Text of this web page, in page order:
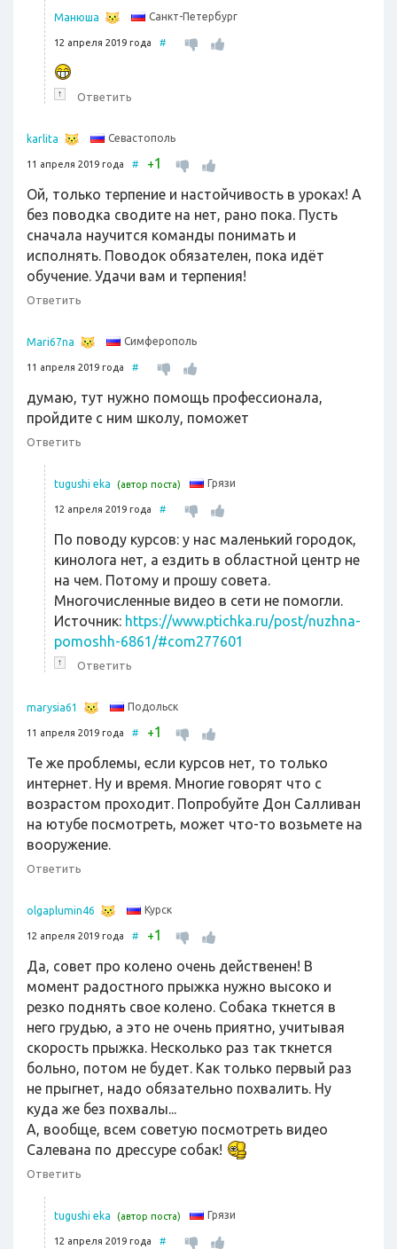
Манюша Санкт-Петербург
12 апреля 2019 года #
↑ Ответить
karlita Севастополь
11 апреля 2019 года # +1
Ой, только терпение и настойчивость в уроках! А
без поводка сводите на нет, рано пока. Пусть
сначала научится команды понимать и
исполнять. Поводок обязателен, пока идёт
обучение. Удачи вам и терпения!
Ответить
Mari67na Симферополь
11 апреля 2019 года #
думаю, тут нужно помощь профессионала,
пройдите с ним школу, поможет
Ответить
tugushi eka (автор поста) Грязи
12 апреля 2019 года #
По поводу курсов: у нас маленький городок,
кинолога нет, а ездить в областной центр не
на чем. Потому и прошу совета.
Многочисленные видео в сети не помогли.
Источник: https://www.ptichka.ru/post/nuzhna-
pomoshh-6861/#com277601
↑ Ответить
marysia61 Подольск
11 апреля 2019 года # +1
Те же проблемы, если курсов нет, то только
интернет. Ну и время. Многие говорят что с
возрастом проходит. Попробуйте Дон Салливан
на ютубе посмотреть, может что-то возьмете на
вооружение.
Ответить
olgaplumin46 Курск
12 апреля 2019 года # +1
Да, совет про колено очень действенен! В
момент радостного прыжка нужно высоко и
резко поднять свое колено. Собака ткнется в
него грудью, а это не очень приятно, учитывая
скорость прыжка. Несколько раз так ткнется
больно, потом не будет. Как только первый раз
не прыгнет, надо обязательно похвалить. Ну
куда же без похвалы...
А, вообще, всем советую посмотреть видео
Салевана по дрессуре собак!
Ответить
tugushi eka (автор поста) Грязи
12 апреля 2019 года #